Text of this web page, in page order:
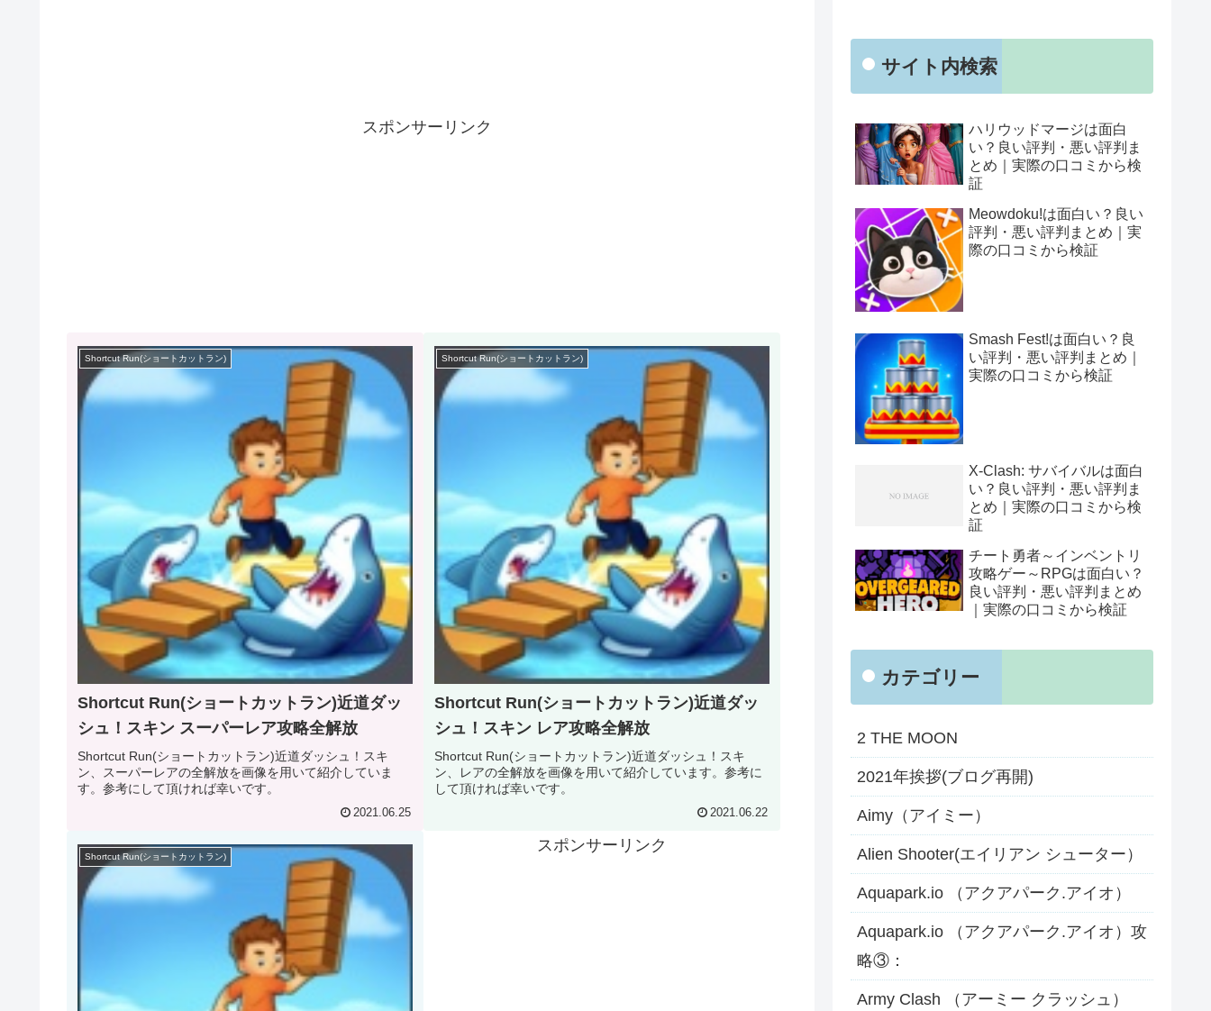
スポンサーリンク
Shortcut Run(ショートカットラン)
Shortcut Run(ショートカットラン)近道ダッ
シュ！スキン スーパーレア攻略全解放
Shortcut Run(ショートカットラン)近道ダッシュ！スキ
ン、スーパーレアの全解放を画像を用いて紹介していま
す。参考にして頂ければ幸いです。
2021.06.25
Shortcut Run(ショートカットラン)
Shortcut Run(ショートカットラン)近道ダッ
シュ！スキン レア攻略全解放
Shortcut Run(ショートカットラン)近道ダッシュ！スキ
ン、レアの全解放を画像を用いて紹介しています。参考に
して頂ければ幸いです。
2021.06.22
Shortcut Run(ショートカットラン)
スポンサーリンク
サイト内検索
ハリウッドマージは面白
い？良い評判・悪い評判ま
とめ｜実際の口コミから検
証
Meowdoku!は面白い？良い
評判・悪い評判まとめ｜実
際の口コミから検証
Smash Fest!は面白い？良
い評判・悪い評判まとめ｜
実際の口コミから検証
X-Clash: サバイバルは面白
い？良い評判・悪い評判ま
とめ｜実際の口コミから検
証
チート勇者～インベントリ
攻略ゲー～RPGは面白い？
良い評判・悪い評判まとめ
｜実際の口コミから検証
カテゴリー
2 THE MOON
2021年挨拶(ブログ再開)
Aimy（アイミー）
Alien Shooter(エイリアン シューター）
Aquapark.io （アクアパーク.アイオ）
Aquapark.io （アクアパーク.アイオ）攻
略③：
Army Clash （アーミー クラッシュ）